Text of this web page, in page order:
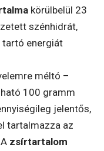
körülbelül 23
szénhidrát,
tartó energiát
méltó –
100 gramm
jelentős,
tartalmazza az
zsírtartalom